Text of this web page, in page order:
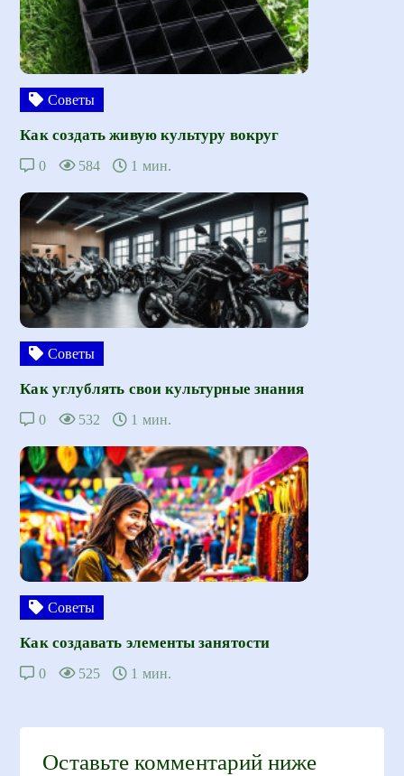
Советы
Как создать живую культуру вокруг
0 584 1 мин.
Советы
Как углублять свои культурные знания
0 532 1 мин.
Советы
Как создавать элементы занятости
0 525 1 мин.
Оставьте комментарий ниже